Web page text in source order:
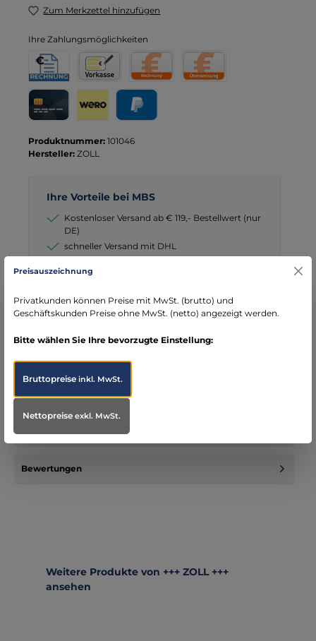
Zum Merkzettel hinzufügen
Ihre Zahlungsmöglichkeiten
Rechnung
Rechnung für Behörden
Vorkasse
Produktnummer: 101046
Hersteller: ZOLL
Ihre Vorteile bei MBS
Kostenloser Versand ab € 119,- Bestellwert (nur
DE)
schneller Versand mit DHL
Bereich Notfallmedizin
Beschreibung
passende Wandhalterung für ZOLL AED plus Geräte
Infos zum Hersteller
Folgende Infos zum Hersteller sind verfübar...
Bewertungen
Produktgalerie überspringen
Weitere Produkte von +++ ZOLL +++
ansehen
Preisauszeichnung
Privatkunden können Preise mit MwSt. (brutto) und
Geschäftskunden Preise ohne MwSt. (netto) angezeigt werden.
Bitte wählen Sie Ihre bevorzugte Einstellung:
Bruttopreiseinkl. MwSt.
Nettopreiseexkl. MwSt.